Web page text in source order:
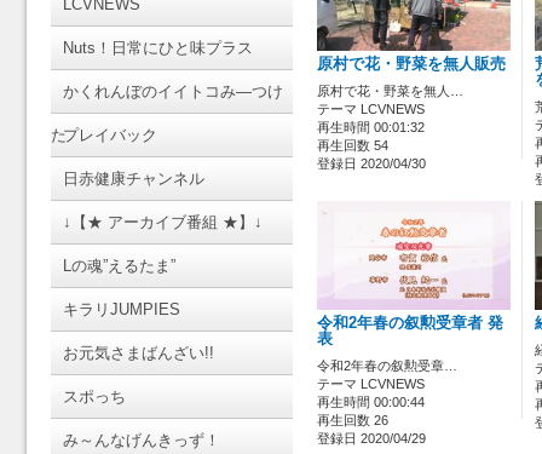
LCVNEWS
Nuts！日常にひと味プラス
かくれんぼのイイトコみ―つけ
たプレイバック
日赤健康チャンネル
↓【★ アーカイブ番組 ★】↓
Lの魂”えるたま”
キラリJUMPIES
お元気さまばんざい!!
スポっち
み～んなげんきっず！
原村で花・野菜を無人販売
原村で花・野菜を無人…
テーマ LCVNEWS
再生時間 00:01:32
再生回数 54
登録日 2020/04/30
令和2年春の叙勲受章者 発
表
令和2年春の叙勲受章…
テーマ LCVNEWS
再生時間 00:00:44
再生回数 26
登録日 2020/04/29